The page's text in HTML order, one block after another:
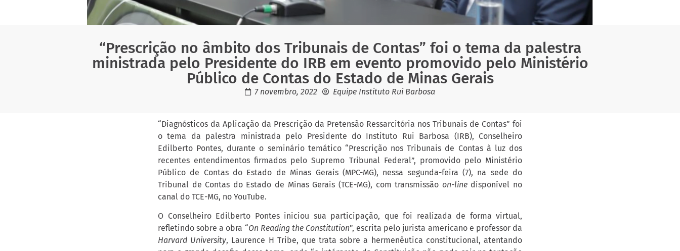
“Prescrição no âmbito dos Tribunais de Contas” foi o tema da palestra
ministrada pelo Presidente do IRB em evento promovido pelo Ministério
Público de Contas do Estado de Minas Gerais
7 novembro, 2022 Equipe Instituto Rui Barbosa
“Diagnósticos da Aplicação da Prescrição da Pretensão Ressarcitória nos Tribunais de Contas” foi
o tema da palestra ministrada pelo Presidente do Instituto Rui Barbosa (IRB), Conselheiro
Edilberto Pontes, durante o seminário temático “Prescrição nos Tribunais de Contas à luz dos
recentes entendimentos firmados pelo Supremo Tribunal Federal”, promovido pelo Ministério
Público de Contas do Estado de Minas Gerais (MPC-MG), nessa segunda-feira (7), na sede do
Tribunal de Contas do Estado de Minas Gerais (TCE-MG), com transmissão on-linedisponível no
canal do TCE-MG, no YouTube.
O Conselheiro Edilberto Pontes iniciou sua participação, que foi realizada de forma virtual,
refletindo sobre a obra “On Reading the Constitution”, escrita pelo jurista americano e professor da
Harvard University, Laurence H Tribe, que trata sobre a hermenêutica constitucional, atentando